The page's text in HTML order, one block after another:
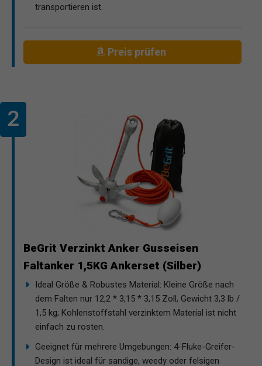
transportieren ist.
Preis prüfen
BeGrit Verzinkt Anker Gusseisen
Faltanker 1,5KG Ankerset (Silber)
Ideal Größe & Robustes Material: Kleine Größe nach
dem Falten nur 12,2 * 3,15 * 3,15 Zoll, Gewicht 3,3 lb /
1,5 kg; Kohlenstoffstahl verzinktem Material ist nicht
einfach zu rosten.
Geeignet für mehrere Umgebungen: 4-Fluke-Greifer-
Design ist ideal für sandige, weedy oder felsigen